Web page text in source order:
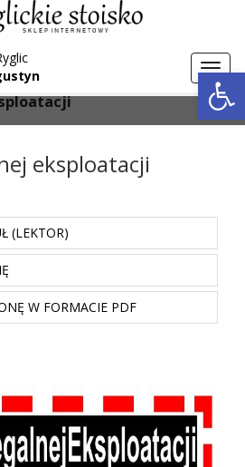
kategorii
eksploatacji
(LEKTOR)
W FORMACIE PDF